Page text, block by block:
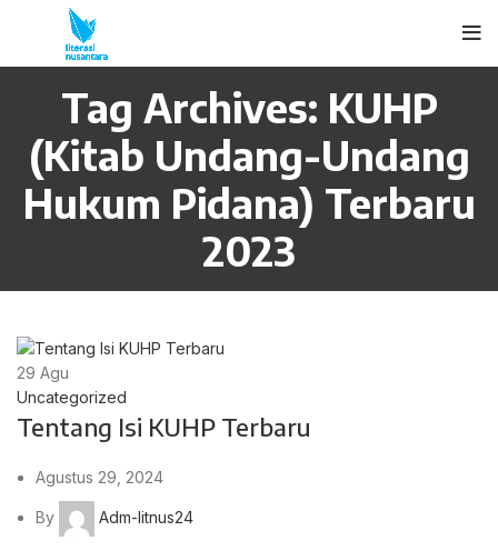
Tag Archives: KUHP
(Kitab Undang-Undang
Hukum Pidana) Terbaru
2023
29 Agu
Uncategorized
Tentang Isi KUHP Terbaru
Agustus 29, 2024
By Adm-litnus24